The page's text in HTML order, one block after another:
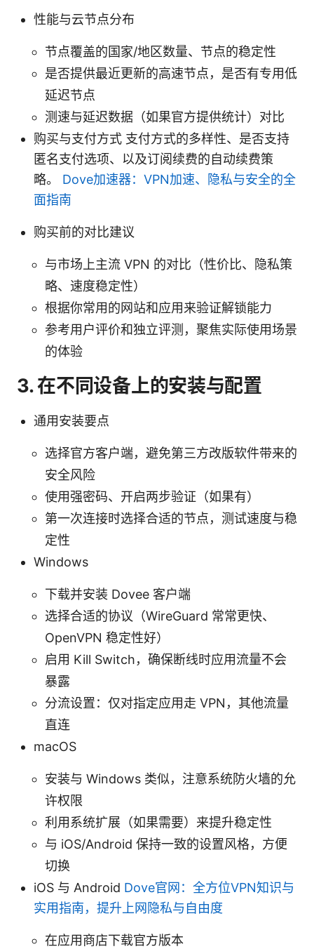
性能与云节点分布
节点覆盖的国家/地区数量、节点的稳定性
是否提供最近更新的高速节点，是否有专用低
延迟节点
测速与延迟数据（如果官方提供统计）对比
购买与支付方式 支付方式的多样性、是否支持
匿名支付选项、以及订阅续费的自动续费策
略。 Dove加速器：VPN加速、隐私与安全的全
面指南
购买前的对比建议
与市场上主流 VPN 的对比（性价比、隐私策
略、速度稳定性）
根据你常用的网站和应用来验证解锁能力
参考用户评价和独立评测，聚焦实际使用场景
的体验
3. 在不同设备上的安装与配置
通用安装要点
选择官方客户端，避免第三方改版软件带来的
安全风险
使用强密码、开启两步验证（如果有）
第一次连接时选择合适的节点，测试速度与稳
定性
Windows
下载并安装 Dovee 客户端
选择合适的协议（WireGuard 常常更快、
OpenVPN 稳定性好）
启用 Kill Switch，确保断线时应用流量不会
暴露
分流设置：仅对指定应用走 VPN，其他流量
直连
macOS
安装与 Windows 类似，注意系统防火墙的允
许权限
利用系统扩展（如果需要）来提升稳定性
与 iOS/Android 保持一致的设置风格，方便
切换
iOS 与 Android Dove官网：全方位VPN知识与
实用指南，提升上网隐私与自由度
在应用商店下载官方版本